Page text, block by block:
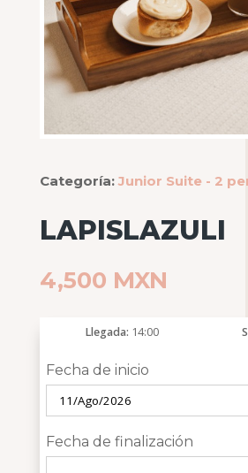
Categoría:Junior Suite - 2
LAPISLAZULI
4,500 MXN
Llegada 14:00
Fecha de inicio
Fecha de finalización